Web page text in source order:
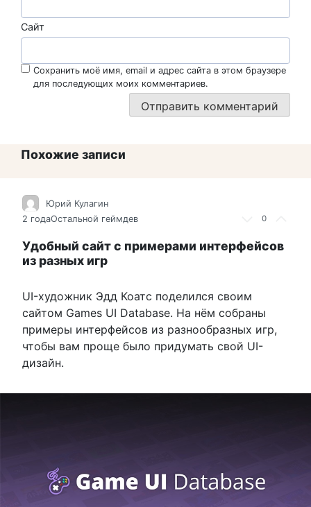
Сайт
Сохранить моё имя, email и адрес сайта в этом браузере
для последующих моих комментариев.
Похожие записи
0
Юрий Кулагин
2 годаОстальной геймдев
Удобный сайт с примерами интерфейсов
из разных игр
UI-художник Эдд Коатс поделился своим
сайтом Games UI Database. На нём собраны
примеры интерфейсов из разнообразных игр,
чтобы вам проще было придумать свой UI-
дизайн.